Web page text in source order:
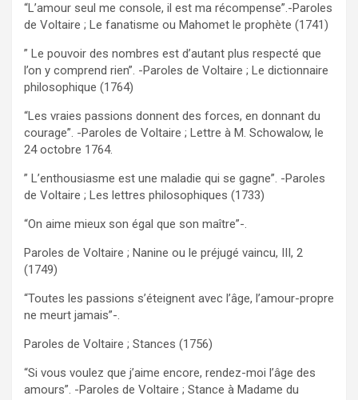
“L’amour seul me console, il est ma récompense”.-Paroles
de Voltaire ; Le fanatisme ou Mahomet le prophète (1741)
” Le pouvoir des nombres est d’autant plus respecté que
l’on y comprend rien”. -Paroles de Voltaire ; Le dictionnaire
philosophique (1764)
“Les vraies passions donnent des forces, en donnant du
courage”. -Paroles de Voltaire ; Lettre à M. Schowalow, le
24 octobre 1764.
” L’enthousiasme est une maladie qui se gagne”. -Paroles
de Voltaire ; Les lettres philosophiques (1733)
“On aime mieux son égal que son maître”-.
Paroles de Voltaire ; Nanine ou le préjugé vaincu, III, 2
(1749)
“Toutes les passions s’éteignent avec l’âge, l’amour-propre
ne meurt jamais”-.
Paroles de Voltaire ; Stances (1756)
“Si vous voulez que j’aime encore, rendez-moi l’âge des
amours”. -Paroles de Voltaire ; Stance à Madame du